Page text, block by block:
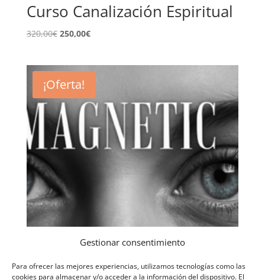
Gestionar consentimiento
Para ofrecer las mejores experiencias, utilizamos tecnologías como las
cookies para almacenar y/o acceder a la información del dispositivo. El
Curso Canalización Espiritual
320,00€ El
era:
320,00€.
250,00€El
es:
¡Oferta!